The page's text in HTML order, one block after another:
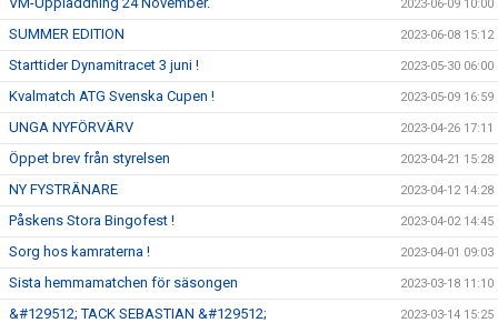
2023-06-09 10:00
SUMMER EDITION 2023-06-08 15:12
Starttider Dynamitracet 3 juni ! 2023-05-30 06:00
Kvalmatch ATG Svenska Cupen ! 2023-05-09 16:59
UNGA NYFÖRVÄRV 2023-04-26 17:11
Öppet brev från styrelsen 2023-04-21 15:28
NY FYSTRÄNARE 2023-04-12 14:28
Påskens Stora Bingofest ! 2023-04-02 14:45
Sorg hos kamraterna ! 2023-04-01 09:03
Sista hemmamatchen för säsongen 2023-03-18 11:10
&#129512; TACK SEBASTIAN &#129512; 2023-03-14 15:25